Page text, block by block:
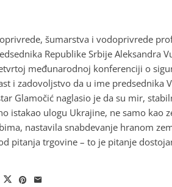
šumarstva i vodoprivrede
Republike Srbije Aleksandra
međunarodnoj konferenciji o
i zadovoljstvo da u ime predsednika
Glamočić naglasio je da su mir,
istakao ulogu Ukrajine, ne samo kao
nastavila snabdevanje hranom
pitanja trgovine – to je pitanje